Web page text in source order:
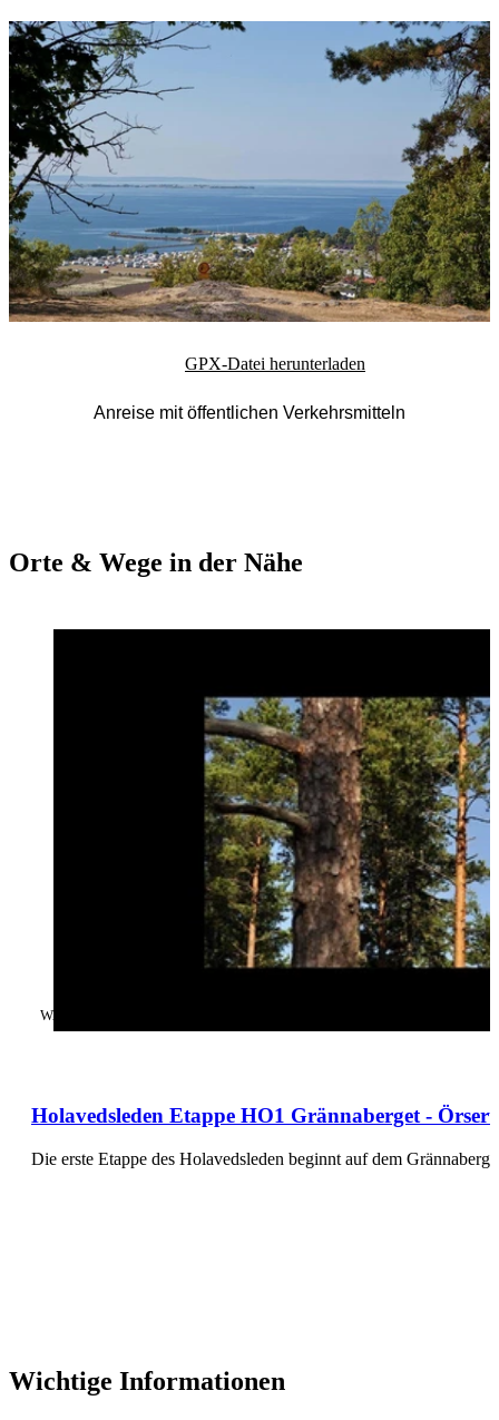
Bildergalerie
GPX-Datei herunterladen
Anreise mit öffentlichen Verkehrsmitteln
Orte & Wege in der Nähe
Holavedsleden Etappe HO1 Grännaberget -
KATEGORIE
WANDERN
Die erste Etappe des Holavedsleden beginnt auf dem
Wichtige Informationen